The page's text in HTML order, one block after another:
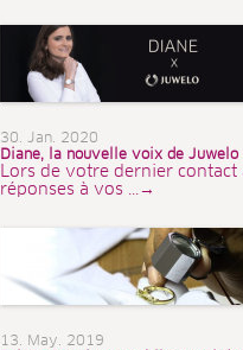
30. Jan. 2020
Diane, la nouvelle voix de Juwelo
Lors de votre dernier contact
réponses à vos ...→
13. May. 2019